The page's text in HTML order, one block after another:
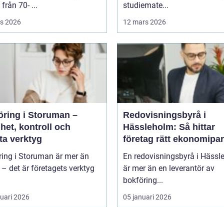
70- ...
2026
studiemate...
12 mars 2026
i Storuman –
kontroll och
verktyg
i Storuman är mer än
det är företagets verktyg
2026
Redovisningsbyrå i
Hässleholm: Så hittar
företag rätt
En redovisningsbyrå i
är mer än en leverantör av
bokföring...
05 januari 2026